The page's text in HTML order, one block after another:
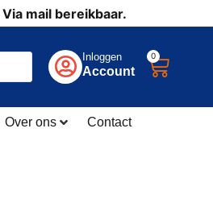
mail bereikbaar.
Inloggen
Account
0
Over ons Contact